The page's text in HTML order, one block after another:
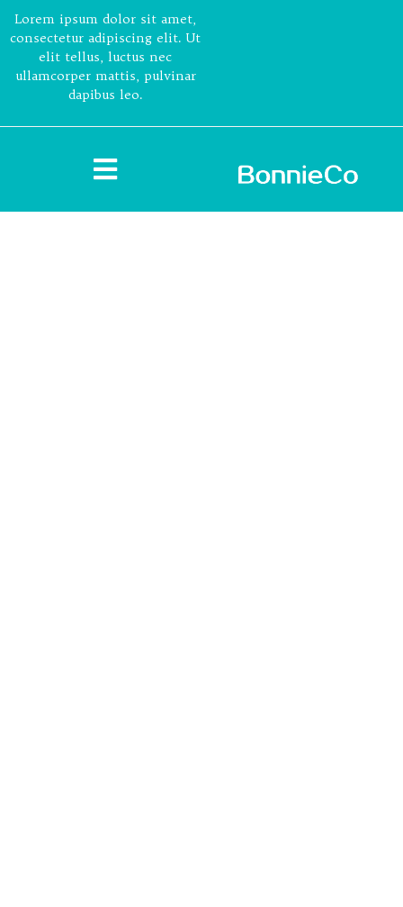
Lorem ipsum dolor sit amet,
consectetur adipiscing elit. Ut
elit tellus, luctus nec
ullamcorper mattis, pulvinar
dapibus leo.